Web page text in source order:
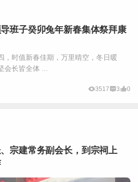
班子癸卯兔年新春集体祭拜康
时值新春佳期，万里晴空，冬日暖
会长皆全体 ...
3517 3 0
宗建常务副会长，到宗祠上